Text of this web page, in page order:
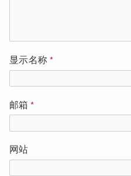
显示名称 *
邮箱 *
网站